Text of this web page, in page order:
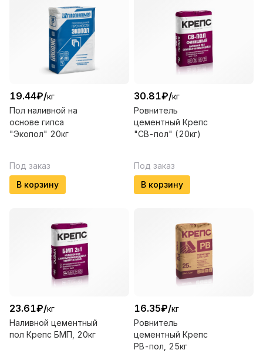
19.44₽/кг
Пол наливной на
основе гипса
"Экопол" 20кг
Под заказ
В корзину
30.81₽/кг
Ровнитель
цементный Крепс
"СВ-пол" (20кг)
Под заказ
В корзину
23.61₽/кг
Наливной цементный
пол Крепс БМП, 20кг
16.35₽/кг
Ровнитель
цементный Крепс
РВ-пол, 25кг